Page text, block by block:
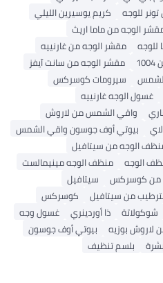
للوجه
كريم يوسيرين الليلي
الوجه من ماما اريث
للوجه
مقشر الوجه من غارنييه
مقشر الوجه من سانت آيفز
سيرومات كوسركس
غسول الوجه غارنييه
واقي الشمس من لاروش
بيوتي أوف جوسون واقي الشمس
​​الوجه من سيتافيل
الوجه
منظف ​​الوجه مينيمالست
من كوسركس
سيتافيل
من سيتافيل
كوسركس
شوكولاتة ذا أوردينري
غسول وجه
لاروش بوزيه
بيوتي أوف جوسون
بلسم تنظيف